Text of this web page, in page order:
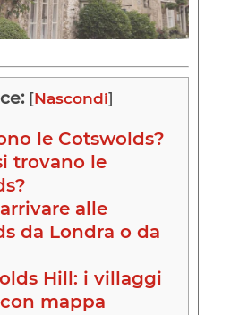
[Nascondi]
le Cotswolds?
trovano le
alle
da Londra o da
Hill: i villaggi
mappa